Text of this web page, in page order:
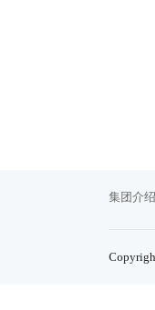
集团介绍